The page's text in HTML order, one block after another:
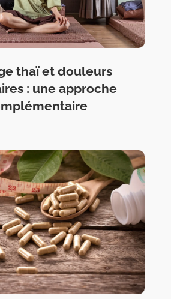
thaï et douleurs
: une approche